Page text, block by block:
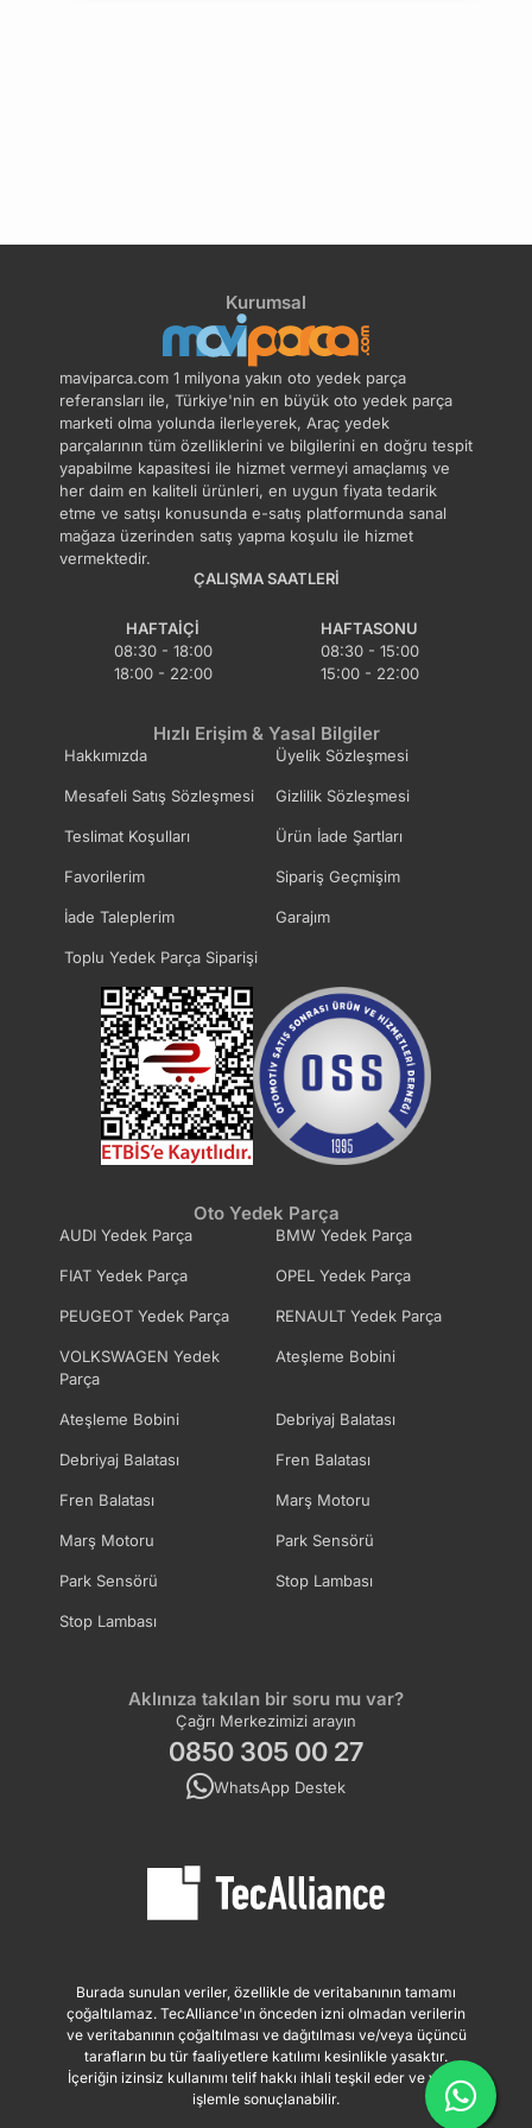
Kurumsal
maviparca.com 1 milyona yakın oto yedek parça
referansları ile, Türkiye'nin en büyük oto yedek parça
marketi olma yolunda ilerleyerek, Araç yedek
parçalarının tüm özelliklerini ve bilgilerini en doğru tespit
yapabilme kapasitesi ile hizmet vermeyi amaçlamış ve
her daim en kaliteli ürünleri, en uygun fiyata tedarik
etme ve satışı konusunda e-satış platformunda sanal
mağaza üzerinden satış yapma koşulu ile hizmet
vermektedir.
ÇALIŞMA SAATLERI
HAFTAIÇI
08:30 - 18:00
18:00 - 22:00
HAFTASONU
08:30 - 15:00
15:00 - 22:00
Hızlı Erişim & Yasal Bilgiler
Hakkımızda Üyelik Sözleşmesi
Mesafeli Satış Sözleşmesi Gizlilik Sözleşmesi
Teslimat Koşulları Ürün İade Şartları
Favorilerim Sipariş Geçmişim
İade Taleplerim Garajım
Toplu Yedek Parça Siparişi
Oto Yedek Parça
AUDI Yedek Parça BMW Yedek Parça
FIAT Yedek Parça OPEL Yedek Parça
PEUGEOT Yedek Parça RENAULT Yedek Parça
VOLKSWAGEN Yedek
Parça
Ateşleme Bobini
Ateşleme Bobini Debriyaj Balatası
Debriyaj Balatası Fren Balatası
Fren Balatası Marş Motoru
Marş Motoru Park Sensörü
Park Sensörü Stop Lambası
Stop Lambası
Aklınıza takılan bir soru mu var?
Çağrı Merkezimizi arayın
0850 305 00 27
WhatsApp Destek
Burada sunulan veriler, özellikle de veritabanının tamamı
çoğaltılamaz. TecAlliance'ın önceden izni olmadan verilerin
ve veritabanının çoğaltılması ve dağıtılması ve/veya üçüncü
tarafların bu tür faaliyetlere katılımı kesinlikle yasaktır.
İçeriğin izinsiz kullanımı telif hakkı ihlali teşkil eder ve yasal
işlemle sonuçlanabilir.